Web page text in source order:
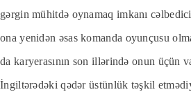
gərgin mühitdə oynamaq imkanı
ona yenidən əsas komanda oyunçusu
da karyerasının son illərində onun üçün
İngiltərədəki qədər üstünlük təşkil